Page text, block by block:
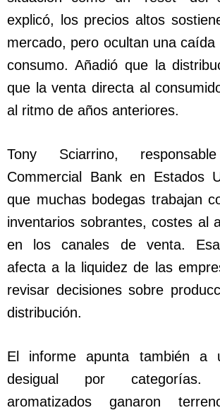
explicó, los precios altos
mercado, pero ocultan una caída
consumo. Añadió que la
que la venta directa al
al ritmo de años anteriores.
Tony Sciarrino,
Commercial Bank en Estados
que muchas bodegas trabajan
inventarios sobrantes, costes al
en los canales de venta. Esa
afecta a la liquidez de las
revisar decisiones sobre
distribución.
El informe apunta también a
desigual por
aromatizados ganaron